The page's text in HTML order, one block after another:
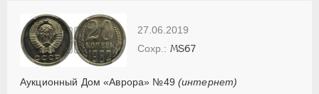
27.06.2019
Аукционный Дом «Аврора» №49 (интернет)
MS67